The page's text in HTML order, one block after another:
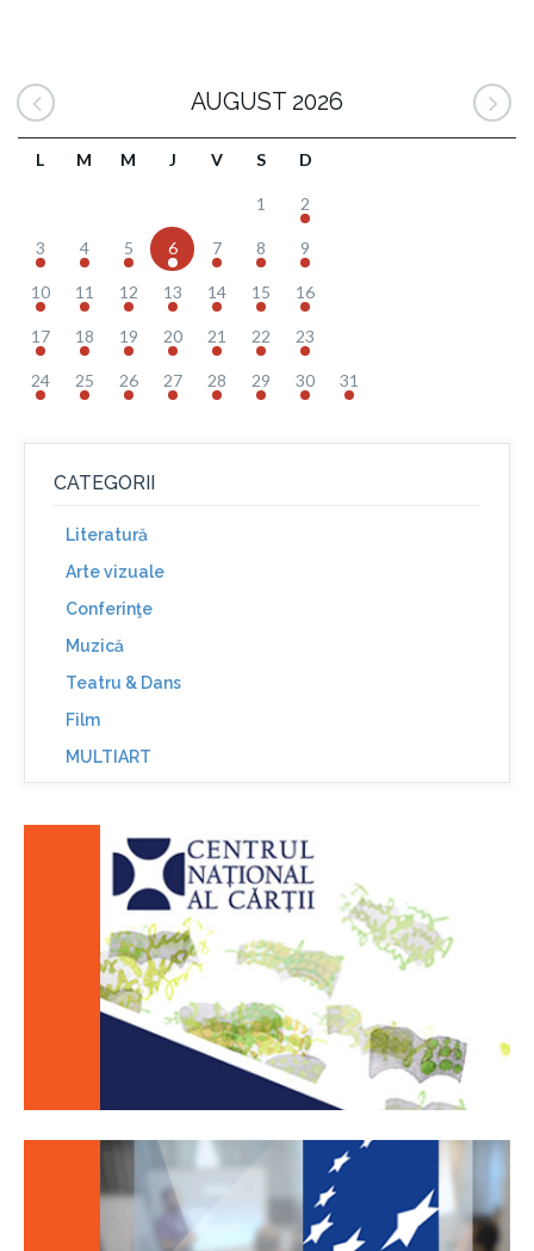
AUGUST 2026
L M M J V S D
1 2
3 4 5 6 7 8 9
10 11 12 13 14 15 16
17 18 19 20 21 22 23
24 25 26 27 28 29 30 31
CATEGORII
Literatură
Arte vizuale
Conferinţe
Muzică
Teatru & Dans
Film
MULTIART